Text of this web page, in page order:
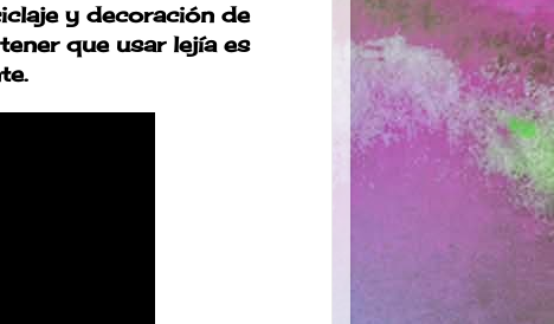
y decoración de
que usar lejía es